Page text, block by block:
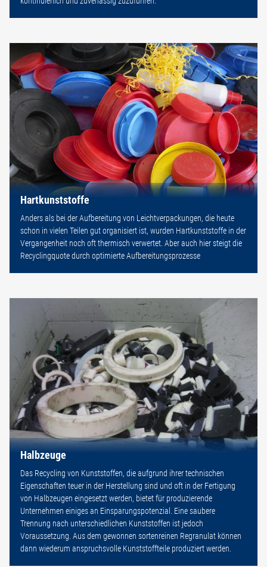
Hartkunststoffe
Anders als bei der Aufbereitung von Leichtverpackungen, die heute
schon in vielen Teilen gut organisiert ist, wurden Hartkunststoffe in der
Vergangenheit noch oft thermisch verwertet. Aber auch hier steigt die
Recyclingquote durch optimierte Aufbereitungsprozesse
Halbzeuge
Das Recycling von Kunststoffen, die aufgrund ihrer technischen
Eigenschaften teuer in der Herstellung sind und oft in der Fertigung
von Halbzeugen eingesetzt werden, bietet für produzierende
Unternehmen einiges an Einsparungspotenzial. Eine saubere
Trennung nach unterschiedlichen Kunststoffen ist jedoch
Voraussetzung. Aus dem gewonnen sortenreinen Regranulat können
dann wiederum anspruchsvolle Kunststoffteile produziert werden.